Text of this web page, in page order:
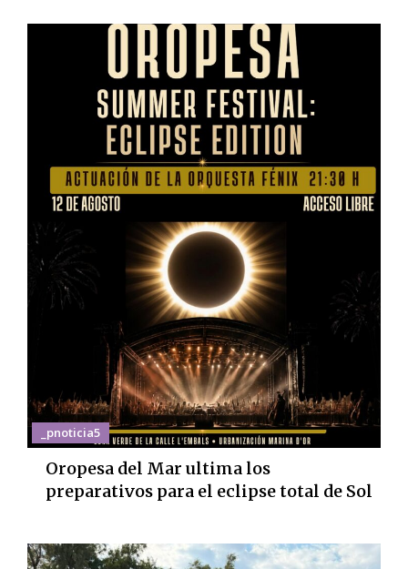
_pnoticia5
Oropesa del Mar ultima los
preparativos para el eclipse total de Sol